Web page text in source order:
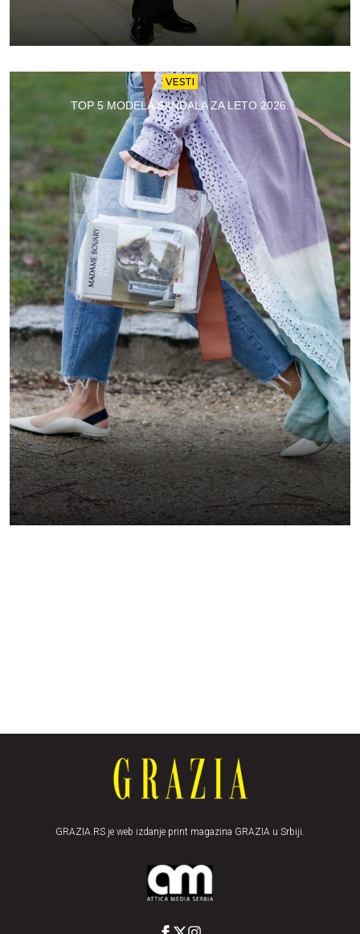
VESTI
TOP 5 MODELA SANDALA ZA LETO 2026.
GRAZIA.RS je web izdanje print magazina GRAZIA u Srbiji.